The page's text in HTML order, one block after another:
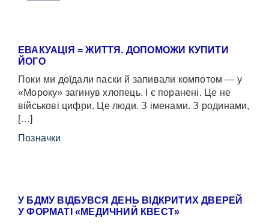
ЕВАКУАЦІЯ = ЖИТТЯ. ДОПОМОЖИ КУПИТИ
ЙОГО
Поки ми доїдали паски й запивали компотом — у
«Мороку» загинув хлопець. І є поранені. Це не
військові цифри. Це люди. З іменами. З родинами,
[…]
Позначки
У БДМУ ВІДБУВСЯ ДЕНЬ ВІДКРИТИХ ДВЕРЕЙ
У ФОРМАТІ «МЕДИЧНИЙ КВЕСТ»